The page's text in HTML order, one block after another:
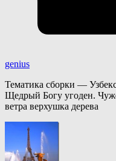
genius
Тематика сборки —
Щедрый Богу угоден.
ветра верхушка дерева